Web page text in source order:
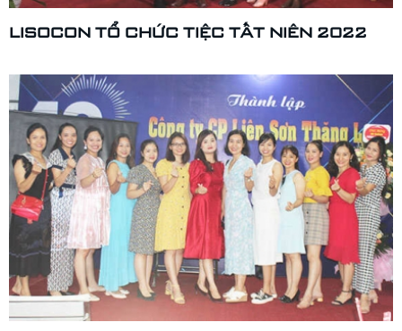
LISOCON TỔ CHỨC TIỆC TẤT NIÊN 2022